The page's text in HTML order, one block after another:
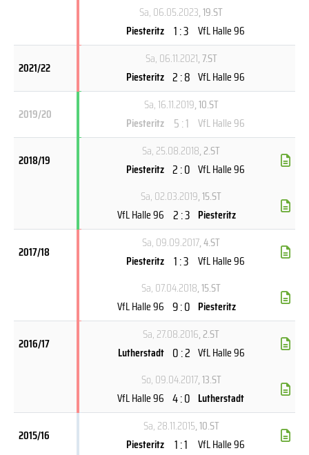
Sa, 06.05.2023, 19.ST
Piesteritz 1 : 3 VfL Halle 96
2021/22
Sa, 06.11.2021, 7.ST
Piesteritz 2 : 8 VfL Halle 96
2019/20
Sa, 16.11.2019, 10.ST
Piesteritz 5 : 1 VfL Halle 96
2018/19
Sa, 25.08.2018, 2.ST
Piesteritz 2 : 0 VfL Halle 96
Sa, 02.03.2019, 15.ST
VfL Halle 96 2 : 3 Piesteritz
2017/18
Sa, 09.09.2017, 4.ST
Piesteritz 1 : 3 VfL Halle 96
Sa, 07.04.2018, 15.ST
VfL Halle 96 9 : 0 Piesteritz
2016/17
Sa, 27.08.2016, 2.ST
Lutherstadt 0 : 2 VfL Halle 96
So, 09.04.2017, 13.ST
VfL Halle 96 4 : 0 Lutherstadt
2015/16
Sa, 28.11.2015, 10.ST
Piesteritz 1 : 1
VfL Halle 96